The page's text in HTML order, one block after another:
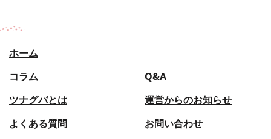
ホーム
コラム
Q&A
ツナグバとは
よくある質問
運営からのお知らせ
お問い合わせ